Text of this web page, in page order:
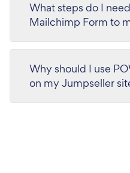
What steps do I
Mailchimp Form to
Why should I use
on my Jumpseller